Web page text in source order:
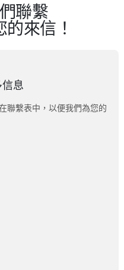
聯繫
來信！
息
聯繫表中，以便我們為您的